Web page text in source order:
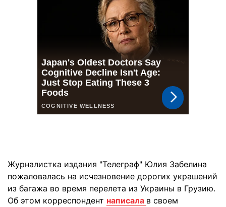
Журналистка издания "Телеграф" Юлия Забелина
пожаловалась на исчезновение дорогих украшений
из багажа во время перелета из Украины в Грузию.
Об этом корреспондент написала в своем